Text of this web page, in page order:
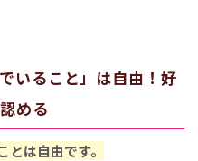
いること」は自由！好
める
は自由です。